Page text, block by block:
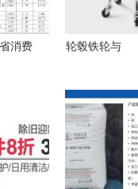
消费
费权
品质生
轮毂铁轮与
售的艺术
从需求洞察
到服务优化